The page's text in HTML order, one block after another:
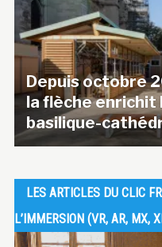
Depuis octobre
la flèche enrichit
basilique-
LES ARTICLES DU CLIC
L’IMMERSION (VR, AR, MX,